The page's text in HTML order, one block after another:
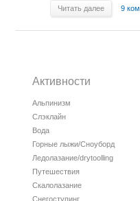
Читать далее 9
Активности
Альпинизм
Слэклайн
Вода
Горные лыжи/Сноуборд
Ледолазание/drytoolling
Путешествия
Скалолазание
Снегоступинг